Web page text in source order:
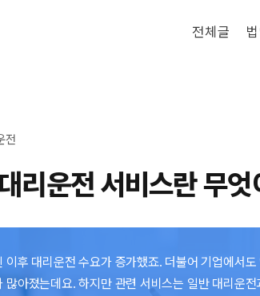
전체글
전
리운전 서비스란 무
이후 대리운전 수요가 증가했죠. 더불어 기업에서
많아졌는데요. 하지만 관련 서비스는 일반 대리운